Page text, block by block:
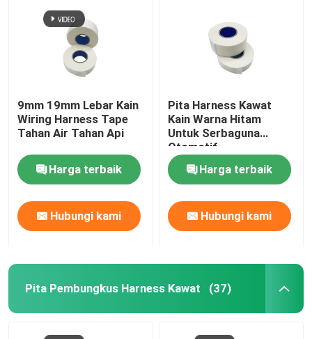
9mm 19mm Lebar Kain
Wiring Harness Tape
Tahan Air Tahan Api
Harga terbaik
Hubungi kami
Pita Harness Kawat
Kain Warna Hitam
Untuk Serbaguna
Otomotif
Harga terbaik
Hubungi kami
Pita Pembungkus Harness Kawat (37)